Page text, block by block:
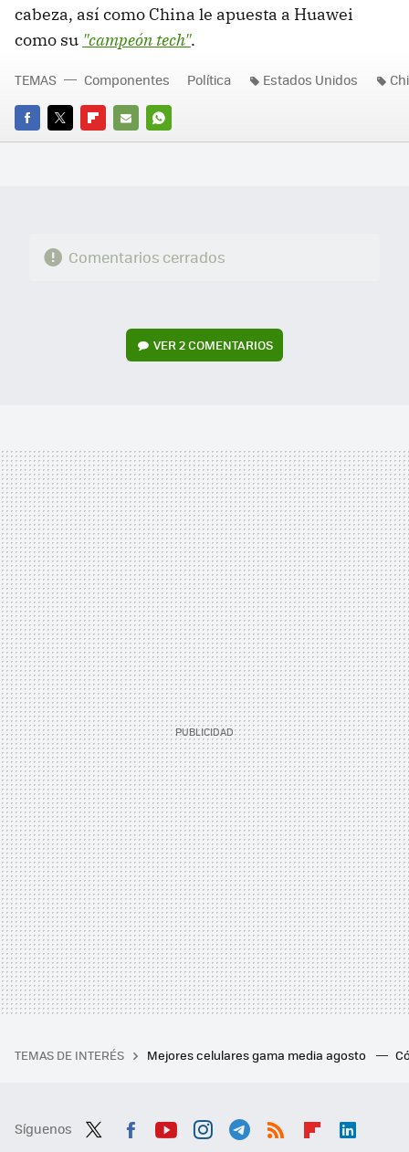
cabeza, así como China le apuesta a Huawei
como su "campeón tech".
FACEBOOK
TWITTERFLIPBOARD
E-
WHATSAPP
TEMAS Componentes Política Estados Unidos
Comentarios cerrados
VER2 COMENTARIOS
TEMAS DE INTERÉS Mejores celulares gama media agosto
Síguenos